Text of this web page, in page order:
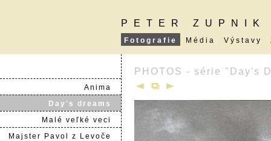
PETER ZUPNIK
Fotografie Média Výstavy
Anima
Day's dreams
Malé veľké veci
Majster Pavol z Levoče
PHOTOS - série "Day's